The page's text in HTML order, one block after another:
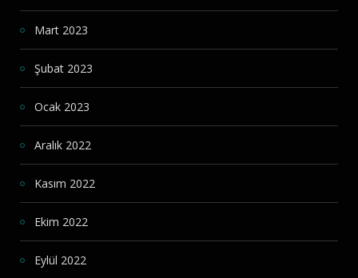
Mart 2023
Şubat 2023
Ocak 2023
Aralık 2022
Kasım 2022
Ekim 2022
Eylül 2022